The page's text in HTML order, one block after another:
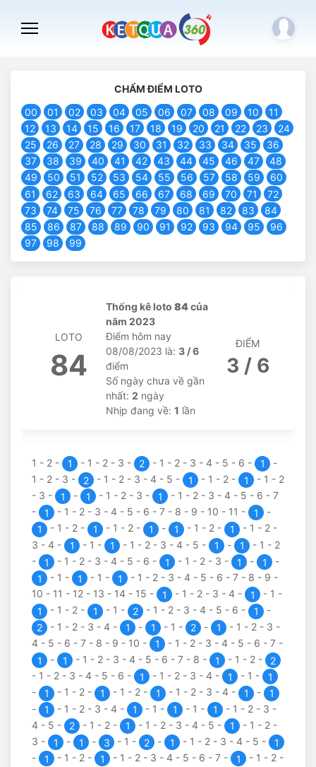
CHẨM ĐIỂM LOTO
00
01 02 03 04 05 06 07 08 09 10
11
12
13 14 15 16 17 18 19 20 21 22 23
24
25
26 27 28 29 30 31 32 33 34 35
36
37
38 39 40 41 42 43 44 45 46 47
48
49
50 51 52 53 54 55 56 57 58 59
60
61
62 63 64 65 66 67 68 69 70 71
72
73
74 75 76 77 78 79 80 81 82 83
84
85
86 87 88 89 90 91 92 93 94 95
96
97
98 99
LOTO
84
Thống kê loto 84của
năm 2023
Điểm hôm nay
08/08/2023 là: 3 / 6
điểm
Số ngày chưa về gần
nhất: 2 ngày
Nhịp đang về: 1 lần
ĐIỂM
3 / 6
1 - 2 - 1 - 1 - 2 - 3 - 2 - 1 - 2 - 3 - 4 - 5 - 6 - 1
-
1 - 2 - 3 - 2 - 1 - 2 - 3 - 4 - 5 - 1 - 1 - 2 - 1 - 1 - 2
- 3 - 1 - 1 - 1 - 2 - 3 - 1 - 1 - 2 - 3 - 4 - 5 - 6 - 7
-
1 - 1 - 2 - 3 - 4 - 5 - 6 - 7 - 8 - 9 - 10 - 11 - 1
-
1
- 1 - 2 - 1 - 1 - 2 - 1 - 1 - 1 - 2 - 1 - 1 - 2 -
3 - 4 - 1 - 1 - 1 - 1 - 2 - 3 - 4 - 5 - 1 - 1 - 1 - 2
-
1 - 1 - 2 - 3 - 4 - 5 - 6 - 1 - 1 - 2 - 3 - 1 - 1
-
1
- 1 - 1 - 1 - 1 - 1 - 2 - 3 - 4 - 5 - 6 - 7 - 8 - 9 -
10 - 11 - 12 - 13 - 14 - 15 - 1 - 1 - 2 - 3 - 4 - 1 - 1 -
1
- 1 - 2 - 1 - 1 - 2 - 1 - 2 - 3 - 4 - 5 - 6 - 1
-
2
- 1 - 2 - 3 - 4 - 1 - 1 - 1 - 2 - 1 - 1 - 2 - 3 -
4 - 5 - 6 - 7 - 8 - 9 - 10 - 1 - 1 - 2 - 3 - 4 - 5 - 6 - 7 -
1
- 1 - 1 - 2 - 3 - 4 - 5 - 6 - 7 - 8 - 1 - 1 - 2 -
2
- 1 - 2 - 3 - 4 - 5 - 6 - 1 - 1 - 2 - 3 - 4 - 1 - 1 -
1
-
1 - 1 - 2 - 1 - 1 - 2 - 1 - 1 - 2 - 3 - 4 - 1 -
1
-
1 - 1 - 2 - 3 - 4 - 1 - 1 - 1 - 1 - 1 - 1 - 2 - 3 -
4 - 5 - 2 - 1 - 2 - 1 - 1 - 2 - 3 - 4 - 5 - 1 - 1 - 2 -
3 - 1 - 1 - 3 - 1 - 2 - 1 - 1 - 2 - 3 - 4 - 5 -
1
-
1 - 1 - 2 - 1 - 1 - 2 - 3 - 4 - 5 - 6 - 7 - 1 - 1 - 2 -